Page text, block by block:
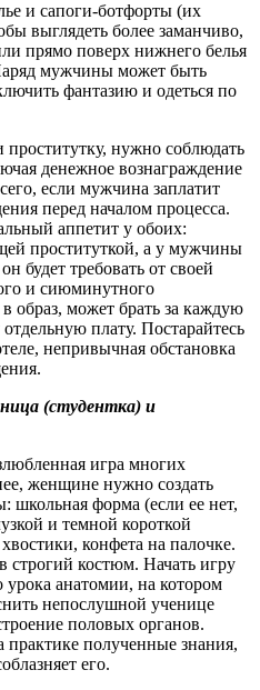
и сапоги-ботфорты (их
выглядеть более заманчиво,
прямо поверх нижнего белья
мужчины может быть
фантазию и одеться по
проститутку, нужно соблюдать
денежное вознаграждение
если мужчина заплатит
перед началом процесса.
аппетит у обоих:
проституткой, а у мужчины
будет требовать от своей
и сиюминутного
образ, может брать за каждую
плату. Постарайтесь
непривычная обстановка
(студентка) и
игра многих
женщине нужно создать
школьная форма (если ее нет,
и темной короткой
конфета на палочке.
строгий костюм. Начать игру
анатомии, на котором
непослушной ученице
половых органов.
практике полученные знания,
его.